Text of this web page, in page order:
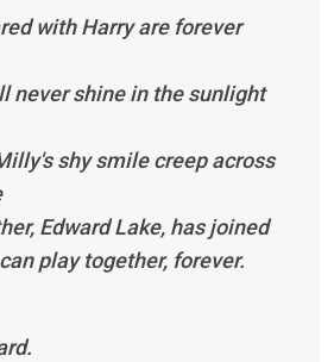
with Harry are forever
never shine in the sunlight
shy smile creep across
Edward Lake, has joined
play together, forever.